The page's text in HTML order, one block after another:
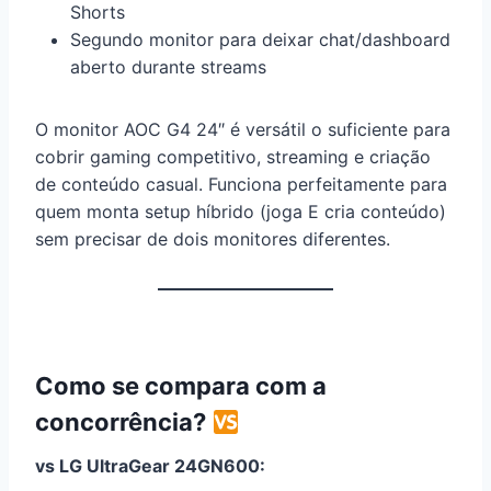
Shorts
Segundo monitor para deixar chat/dashboard
aberto durante streams
O monitor AOC G4 24″ é versátil o suficiente para
cobrir gaming competitivo, streaming e criação
de conteúdo casual. Funciona perfeitamente para
quem monta setup híbrido (joga E cria conteúdo)
sem precisar de dois monitores diferentes.
Como se compara com a
concorrência?
vs LG UltraGear 24GN600: